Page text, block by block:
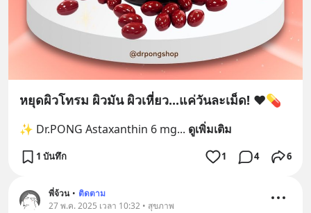
หยุดผิวโทรม ผิวมัน ผิวเหี่ยว...แค่วันละเม็ด! ❤️💊
✨ Dr.PONG Astaxanthin 6 mg... ดูเพิ่มเติม
1 บันทึก 1 4 6
พี่จ้วน • ติดตาม
27 พ.ค. 2025 เวลา 10:32 • สุขภาพ